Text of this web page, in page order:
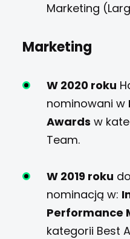
Marketing
Marketing
W 2020 roku
nominowani w
Awards w
Team.
W 2019 roku
nominacją w:
Performance
kategorii Best